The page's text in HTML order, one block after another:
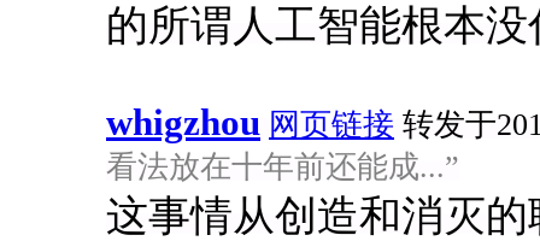
的所谓人工智能根本
whigzhou 网页链接 转发于
看法放在十年前还能成...”
这事情从创造和消灭